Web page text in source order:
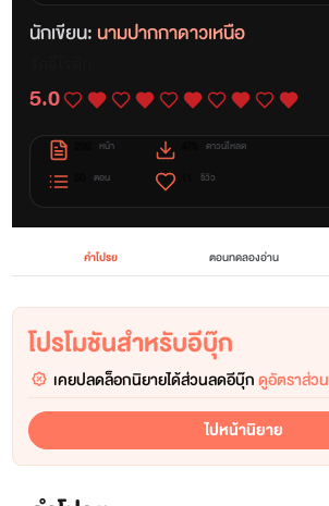
นักเขียน: นามปากกาดาวเหนือ
5.0
หน้า
ตอน
ดาวน์โหลด
รีวิว
คำโปรย ตอนทดลองอ่าน
โปรโมชันสำหรับอีบุ๊ก
เคยปลดล็อกนิยายได้ส่วนลดอีบุ๊กดูอัตราส่ว
ไปหน้านิยาย